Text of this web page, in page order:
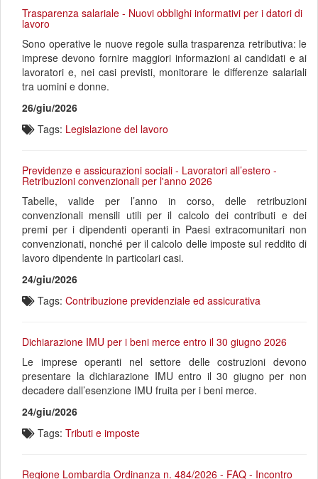
Trasparenza salariale - Nuovi obblighi informativi per i datori di
lavoro
Sono operative le nuove regole sulla trasparenza retributiva: le
imprese devono fornire maggiori informazioni ai candidati e ai
lavoratori e, nei casi previsti, monitorare le differenze salariali
tra uomini e donne.
26/giu/2026
Tags: Legislazione del lavoro
Previdenze e assicurazioni sociali - Lavoratori all’estero -
Retribuzioni convenzionali per l'anno 2026
Tabelle, valide per l’anno in corso, delle retribuzioni
convenzionali mensili utili per il calcolo dei contributi e dei
premi per i dipendenti operanti in Paesi extracomunitari non
convenzionati, nonché per il calcolo delle imposte sul reddito di
lavoro dipendente in particolari casi.
24/giu/2026
Tags: Contribuzione previdenziale ed assicurativa
Dichiarazione IMU per i beni merce entro il 30 giugno 2026
Le imprese operanti nel settore delle costruzioni devono
presentare la dichiarazione IMU entro il 30 giugno per non
decadere dall’esenzione IMU fruita per i beni merce.
24/giu/2026
Tags: Tributi e imposte
Regione Lombardia Ordinanza n. 484/2026 - FAQ - Incontro